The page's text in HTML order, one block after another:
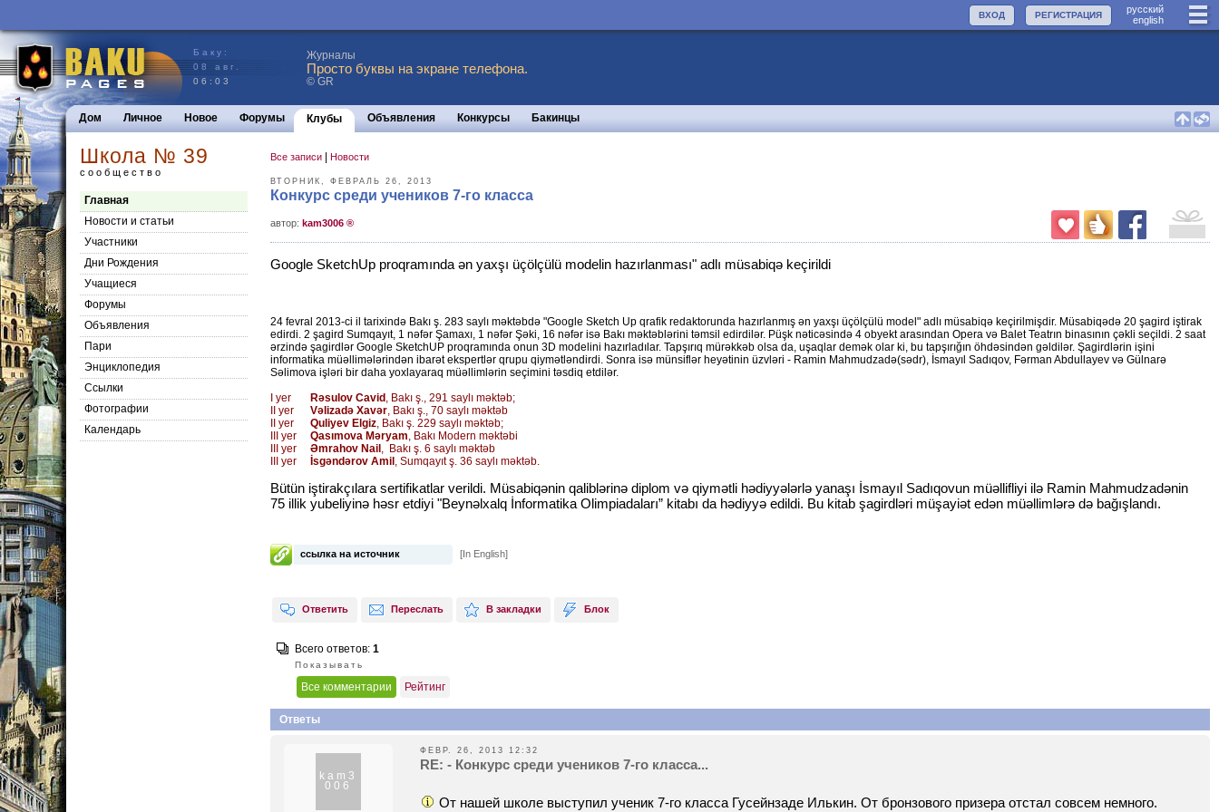
руccкий
english
РЕГИСТРАЦИЯ
ВХОД
Баку:
08 авг.
06:03
Журналы
Просто буквы на экране телефона.
© GR
Дом Личное Новое Форумы Клубы Объявления Конкурсы Бакинцы
Школа № 39
сообщество
Главная
Новости и статьи
Участники
Дни Рождения
Учащиеся
Форумы
Объявления
Пари
Энциклопедия
Cсылки
Фотографии
Календарь
Все записи Новости
ВТОРНИК, ФЕВРАЛЬ 26, 2013
Конкурс среди учеников 7-го класса
aвтор: kam3006 ®
Google SketchUp proqramında ən yaxşı üçölçülü modelin hazırlanması" adlı müsabiqə keçirildi
24 fevral 2013-ci il tarixində Bakı ş. 283 saylı məktəbdə "Google Sketch Up qrafik redaktorunda hazırlanmış ən yaxşı üçölçülü model" adlı müsabiqə keçirilmişdir. Müsabiqədə 20 şagird iştirak
edirdi. 2 şagird Sumqayıt, 1 nəfər Şamaxı, 1 nəfər Şəki, 16 nəfər isə Bakı məktəblərini təmsil edirdilər. Püşk nəticəsində 4 obyekt arasından Opera və Balet Teatrın binasının çəkli seçildi. 2 saat
ərzində şagirdlər Google SketchUP proqramında onun 3D modelini hazırladılar. Tapşırıq mürəkkəb olsa da, uşaqlar demək olar ki, bu tapşırığın öhdəsindən gəldilər. Şagirdlərin işini
informatika müəllimələrindən ibarət ekspertlər qrupu qiymətləndirdi. Sonra isə münsiflər heyətinin üzvləri - Ramin Mahmudzadə(sədr), İsmayıl Sadıqov, Fərman Abdullayev və Gülnarə
Səlimova işləri bir daha yoxlayaraq müəllimlərin seçimini təsdiq etdilər.
I yer
Rəsulov Cavid , Bakı ş., 291 saylı məktəb;
II yer Vəlizadə Xavər, Bakı ş., 70 saylı məktəb
II yer Quliyev Elgiz, Bakı ş. 229 saylı məktəb;
III yer Qasımova Məryam, Bakı Modern məktəbi
III yer Əmrahov Nail , Bakı ş. 6 saylı məktəb
III yer
İsgəndərov Amil , Sumqayıt ş. 36 saylı məktəb.
Bütün iştirakçılara sertifikatlar verildi. Müsabiqənin qaliblərinə diplom və qiymətli hədiyyələrlə yanaşı İsmayıl Sadıqovun müəllifliyi ilə Ramin Mahmudzadənin
75 illik yubeliyinə həsr etdiyi "Beynəlxalq İnformatika Olimpiadaları” kitabı da hədiyyə edildi. Bu kitab şagirdləri müşayiət edən müəllimlərə də bağışlandı.
ссылка на источник [In English]
Ответить Переслать В закладки Блок
Всего ответов: 1
Показывать
Все комментарии Рейтинг
Ответы
kam3
006
ФЕВР. 26, 2013 12:32
RE: - Конкурс среди учеников 7-го класса...
От нашей школе выступил ученик 7-го класса Гусейнзаде Илькин. От бронзового призера отстал совсем немного.